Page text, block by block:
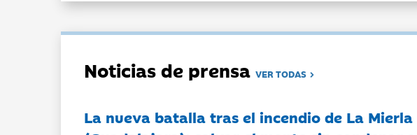
Noticias de prensaVER TODAS
La nueva batalla tras el incendio de La Mierla